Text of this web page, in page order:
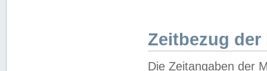
Zeitbezug der
Die Zeitangaben der